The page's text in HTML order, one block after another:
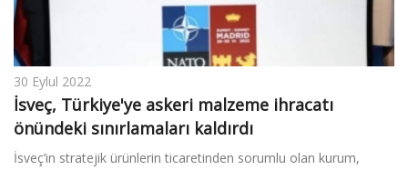
30 Eylul 2022
İsveç, Türkiye'ye askeri malzeme ihracatı
önündeki sınırlamaları kaldırdı
İsveç’in stratejik ürünlerin ticaretinden sorumlu olan kurum,